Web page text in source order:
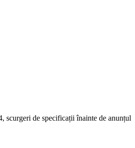
scurgeri de specificații înainte de anunțul